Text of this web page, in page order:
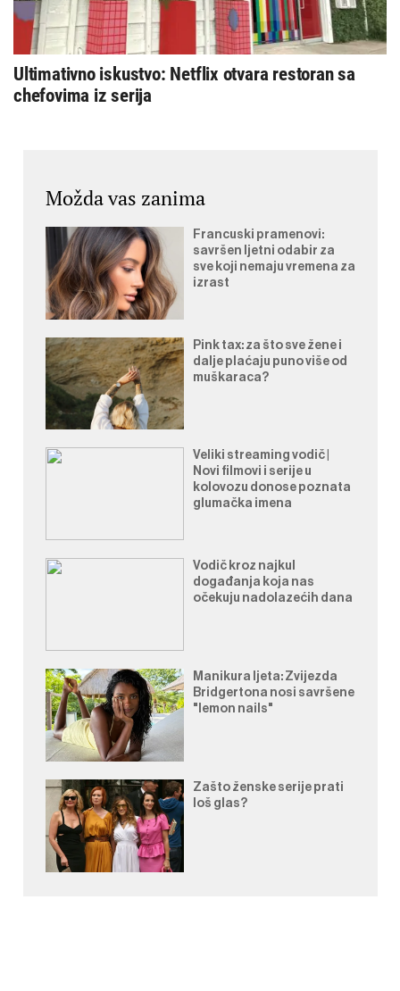
Ultimativno iskustvo: Netflix otvara restoran sa
chefovima iz serija
Možda vas zanima
Francuski pramenovi:
savršen ljetni odabir za
sve koji nemaju vremena za
izrast
Pink tax: za što sve žene i
dalje plaćaju puno više od
muškaraca?
Veliki streaming vodič |
Novi filmovi i serije u
kolovozu donose poznata
glumačka imena
Vodič kroz najkul
događanja koja nas
očekuju nadolazećih dana
Manikura ljeta: Zvijezda
Bridgertona nosi savršene
"lemon nails"
Zašto ženske serije prati
loš glas?